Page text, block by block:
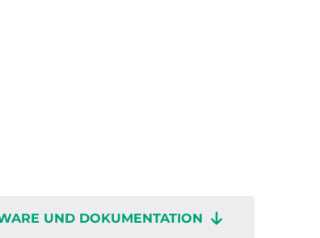
UND DOKUMENTATION